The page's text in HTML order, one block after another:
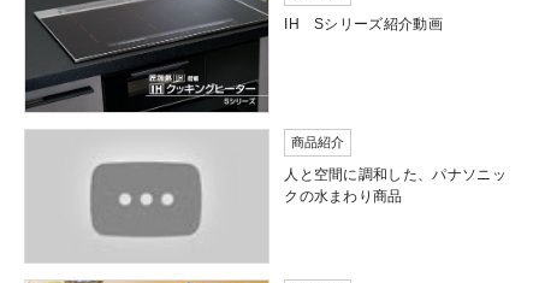
IH Sシリーズ紹介動画
商品紹介
人と空間に調和した、パナソニッ
クの水まわり商品